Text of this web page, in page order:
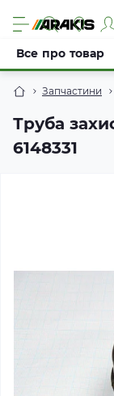
Запчастини
Труба
6148331
Все про товар